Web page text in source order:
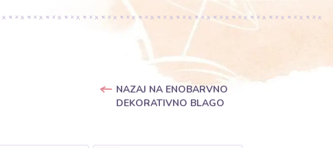
NAZAJ NA ENOBARVNO
DEKORATIVNO BLAGO